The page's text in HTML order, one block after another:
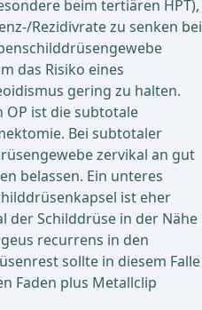
beim tertiären HPT),
Rezidivrate zu senken bei
das Risiko eines
gering zu halten.
ist die subtotale
Bei subtotaler
zervikal an gut
belassen. Ein unteres
ist eher
der Schilddrüse in der Nähe
recurrens in den
sollte in diesem Falle
Faden plus Metallclip